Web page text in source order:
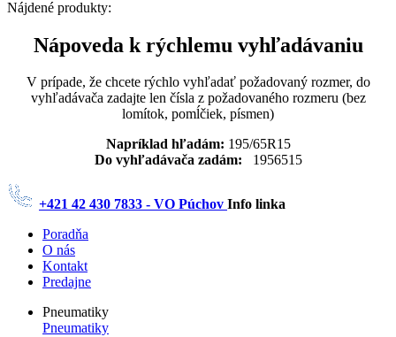
Nájdené produkty:
Nápoveda k rýchlemu vyhľadávaniu
V prípade, že chcete rýchlo vyhľadať požadovaný rozmer, do
vyhľadávača zadajte len čísla z požadovaného rozmeru (bez
lomítok, pomĺčiek, písmen)
Napríklad hľadám: 195/65R15
Do vyhľadávača zadám: 1956515
+421 42 430 7833 - VO Púchov Info linka
Poradňa
O nás
Kontakt
Predajne
Pneumatiky
Pneumatiky